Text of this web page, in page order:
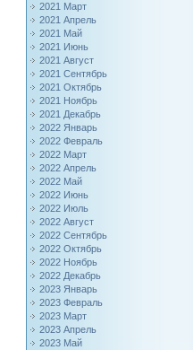
2021 Март
2021 Апрель
2021 Май
2021 Июнь
2021 Август
2021 Сентябрь
2021 Октябрь
2021 Ноябрь
2021 Декабрь
2022 Январь
2022 Февраль
2022 Март
2022 Апрель
2022 Май
2022 Июнь
2022 Июль
2022 Август
2022 Сентябрь
2022 Октябрь
2022 Ноябрь
2022 Декабрь
2023 Январь
2023 Февраль
2023 Март
2023 Апрель
2023 Май